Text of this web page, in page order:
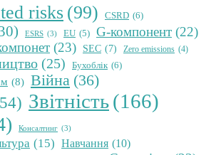
risks (99) CSRD (6)
ESRS (3) EU (5) G-компонент (22)
(23) SEC (7) Zero emissions (4)
(25) Бухоблік (6)
(8) Війна (36)
Звітність(166)
Консалтинг (3)
(15) Навчання (10)